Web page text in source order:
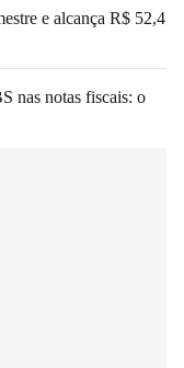
e alcança R$ 52,4
nas notas fiscais: o